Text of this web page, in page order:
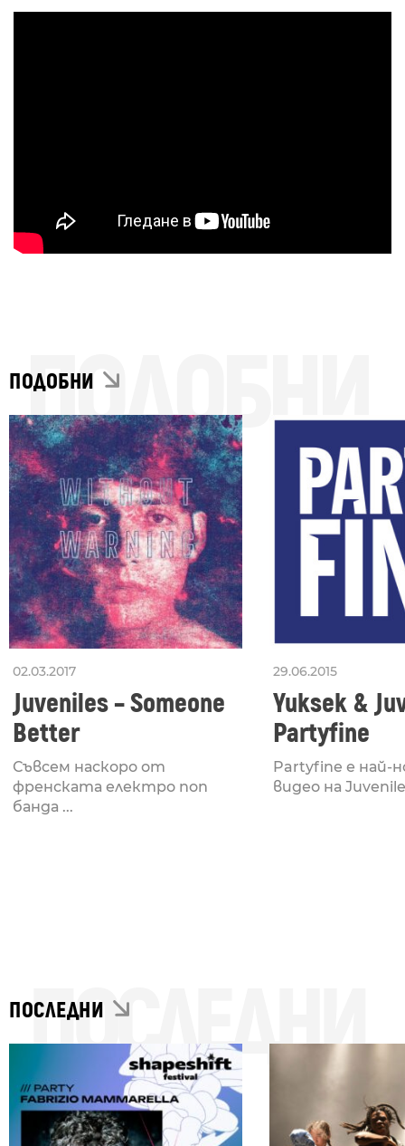
ПОДОБНИ
ПОДОБНИ
02.03.2017
Juveniles – Someone
Better
Съвсем наскоро от
френската електро поп
банда ...
29.06.2015
Yuksek &
Partyfine
Partyfine е най-
видео на
ПОСЛЕДНИ
ПОСЛЕДНИ